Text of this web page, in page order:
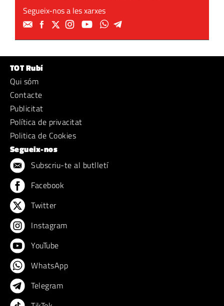
Segueix-nos a les xarxes
TOT Rubí
Qui sóm
Contacte
Publicitat
Política de privacitat
Politica de Cookies
Segueix-nos
Subscriu-te al butlletí
Facebook
Twitter
Instagram
YouTube
WhatsApp
Telegram